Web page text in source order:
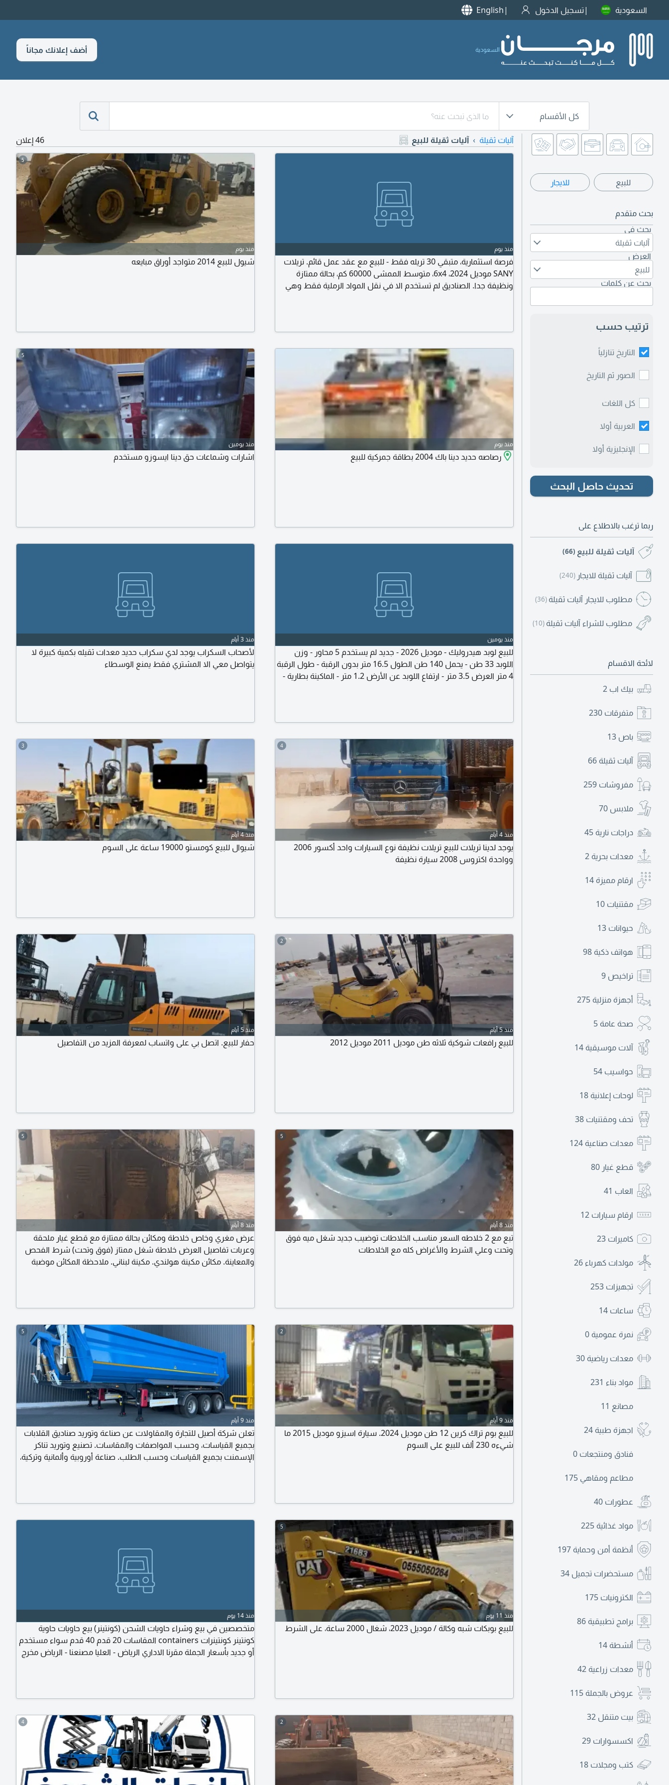
السعودية تسجيل الدخول English
السعودية أضف إعلانك مجاناً
كل الأقسام
للبيع للايجار
بحث متقدم
بحث في
آليات ثقيلة
العرض
للبيع
بحث عن كلمات
ترتيب حسب
التاريخ تنازلياً
الصور ثم التاريخ
كل اللغات
العربية أولا
الإنجليزية أولا
تحديث حاصل البحث
ربما ترغب بالاطلاع على
آليات ثقيلة للبيع (66)
آليات ثقيلة للايجار (240)
مطلوب للايجار آليات ثقيلة (36)
مطلوب للشراء آليات ثقيلة (10)
لائحة الاقسام
بيك اب 2
متفرقات 230
باص 13
آليات ثقيلة 66
مفروشات 259
ملابس 70
دراجات نارية 45
معدات بحرية 2
ارقام مميزة 14
مقتنيات 10
حيوانات 13
هواتف ذكية 98
تراخيص 9
أجهزة منزلية 275
صحة عامة 5
آلات موسيقية 14
حواسيب 54
لوحات إعلانية 18
تحف ومقتنيات 38
معدات صناعية 124
قطع غيار 80
العاب 41
ارقام سيارات 12
كاميرات 23
مولدات كهرباء 26
تجهيزات 253
ساعات 14
نمرة عمومية 0
معدات رياضية 30
مواد بناء 231
مصانع 11
اجهزة طبية 24
فنادق ومنتجعات 0
مطاعم ومقاهي 175
عطورات 40
مواد غذائية 225
أنظمة أمن وحماية 197
مستحضرات تجميل 34
الكترونيات 175
برامج تطبيقية 86
أنشطة 14
معدات زراعية 42
عروض بالجملة 115
بيت متنقل 32
اكسسوارات 29
كتب ومجلات 18
آليات ثقيلة آليات ثقيلة للبيع 46 إعلان
منذ يوم
فرصة استثمارية، متبقي 30 تريله فقط - للبيع مع عقد عمل قائم. تريلات
SANY موديل 2024، 6x4، متوسط الممشى 60000 كم، بحالة ممتازة
ونظيفة جدا. الصناديق لم تستخدم الا في نقل المواد الرملية فقط وهي
بنكية أو شيك)
5
منذ يوم
شيول للبيع 2014 متواجد أوراق مبايعه
منذ يوم
رصاصه حديد دينا باك 2004 بطاقة جمركية للبيع
5
منذ يومين
اشارات وشماعات حق دينا ايسوزو مستخدم
منذ يومين
للبيع لوبد هيدروليك - موديل 2026 - جديد لم يستخدم 5 محاور - وزن
اللوبد 33 طن - يحمل 140 طن الطول 16.5 متر بدون الرقبة - طول الرقبة
4 متر العرض 3.5 متر - ارتفاع اللوبد عن الأرض 1.2 متر - الماكينة بطارية -
منذ 3 أيام
لأصحاب السكراب يوجد لدي سكراب حديد معدات ثقيله بكمية كبيرة لا
يتواصل معي الا المشتري فقط يمنع الوسطاء
4
منذ 4 أيام
يوجد لدينا تريلات للبيع تريلات نظيفة نوع السيارات واحد أكسور 2006
وواحدة اكتروس 2008 سيارة نظيفة
3
منذ 4 أيام
شيوال للبيع كومستو 19000 ساعة على السوم
2
منذ 5 أيام
للبيع رافعات شوكية ثلاثه طن موديل 2011 موديل 2012
5
منذ 5 أيام
حفار للبيع. اتصل بي على واتساب لمعرفة المزيد من التفاصيل
5
منذ 8 أيام
تبع مع 2 خلاطه السعر مناسب الخلاطات توضيب جديد شغل ميه فوق
وتحت وعلي الشرط والأغراض كله مع الخلاطات
5
منذ 8 أيام
عرض مغري وخاص خلاطة ومكائن بحالة ممتازة مع قطع غيار ملحقة
وعربات تفاصيل العرض خلاطة شغل ممتاز (فوق وتحت) شرط الفحص
والمعاينة. مكائن مكينة هولندي. مكينة لبناني. ملاحظة المكائن موضبة
التروس والأغراض الاضافية. البيع
2
منذ 9 أيام
للبيع بوم تراك كرين 12 طن موديل 2024. سيارة اسيزو موديل 2015 ما
شيءه 230 ألف للبيع على السوم
5
منذ 9 أيام
تعلن شركة أصيل للتجارة والمقاولات عن صناعة وتوريد صناديق القلابات
بجميع القياسات، وحسب المواصفات والمقاسات. تصنيع وتوريد تناكر
الإسمنت بجميع القياسات وحسب الطلب. صناعة أوروبية وألمانية وتركية،
5
منذ 11 يوم
للبيع بوبكات شبه وكالة / موديل 2023، شغال 2000 ساعة، على الشرط
منذ 14 يوم
متخصصين في بيع وشراء حاويات الشحن (كونتينر) بيع حاويات حاوية
كونتينر كونتينرات containers المقاسات 20 قدم 40 قدم سواء مستخدم
أو جديد بأسعار الجملة مقرنا الاداري الرياض - العليا مصنعنا - الرياض مخرج
2
4